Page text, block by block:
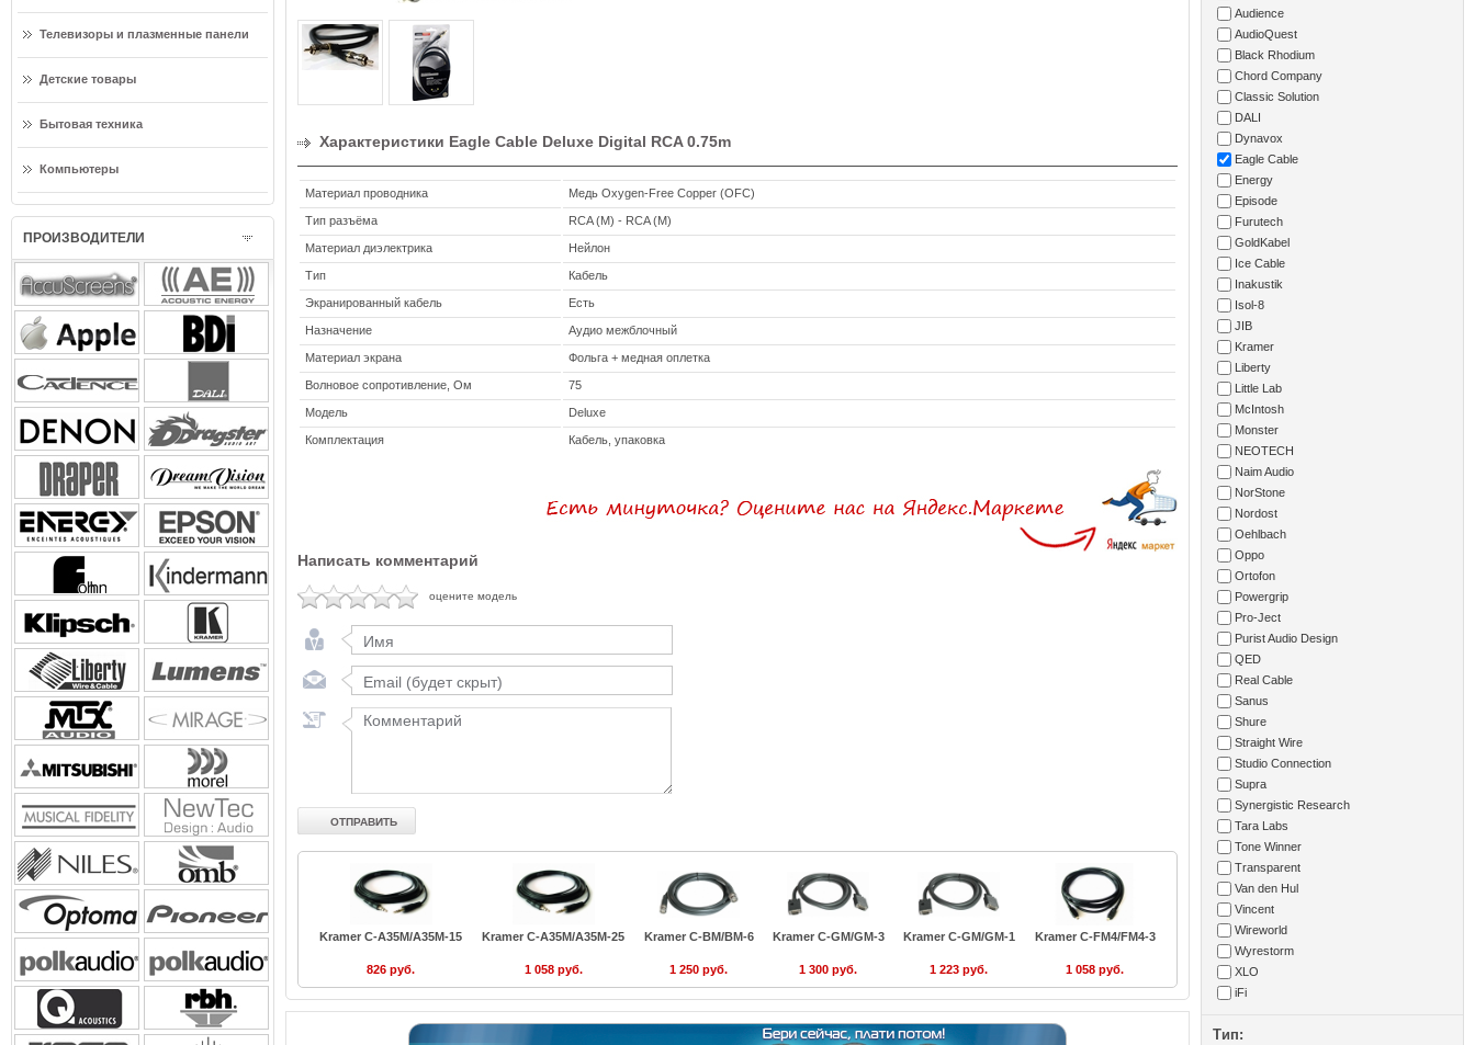
Телевизоры и плазменные панели
Детские товары
Бытовая техника
Компьютеры
ПРОИЗВОДИТЕЛИ
Характеристики Eagle Cable Deluxe Digital RCA 0.75m
Материал проводника Медь Oxygen-Free Copper (OFC)
Тип разъёма RCA (M) - RCA (M)
Материал диэлектрика Нейлон
Тип Кабель
Экранированный кабель Есть
Назначение Аудио межблочный
Материал экрана Фольга + медная оплетка
Волновое сопротивление, Ом 75
Модель Deluxe
Комплектация Кабель, упаковка
Написать комментарий
оцените модель
Kramer C-A35M/A35M-15
826 руб.
Kramer C-A35M/A35M-25
1 058 руб.
Kramer C-BM/BM-6
1 250 руб.
Kramer C-GM/GM-3
1 300 руб.
Kramer C-GM/GM-1
1 223 руб.
Kramer C-FM4/FM4-3
1 058 руб.
Audience
AudioQuest
Black Rhodium
Chord Company
Classic Solution
DALI
Dynavox
Eagle Cable
Energy
Episode
Furutech
GoldKabel
Ice Cable
Inakustik
Isol-8
JIB
Kramer
Liberty
Little Lab
McIntosh
Monster
NEOTECH
Naim Audio
NorStone
Nordost
Oehlbach
Oppo
Ortofon
Powergrip
Pro-Ject
Purist Audio Design
QED
Real Cable
Sanus
Shure
Straight Wire
Studio Connection
Supra
Synergistic Research
Tara Labs
Tone Winner
Transparent
Van den Hul
Vincent
Wireworld
Wyrestorm
XLO
iFi
Тип: